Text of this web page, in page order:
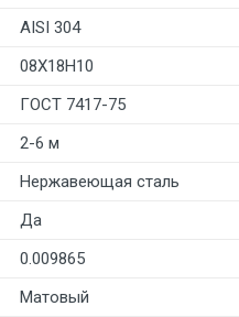
AISI 304
08Х18Н10
ГОСТ 7417-75
2-6 м
Нержавеющая сталь
Да
0.009865
Матовый